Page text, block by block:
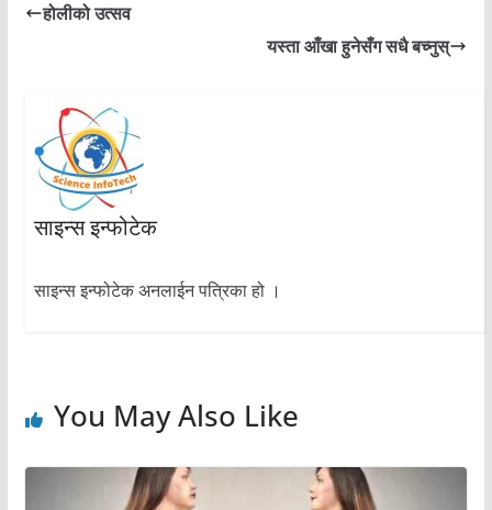
होलीको उत्सव
यस्ता आँखा हुनेसँग सधै बच्नुस्
साइन्स इन्फोटेक
साइन्स इन्फोटेक अनलाईन पत्रिका हो ।
You May Also Like